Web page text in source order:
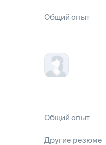
Общий опыт
Общий опыт
Другие резюме